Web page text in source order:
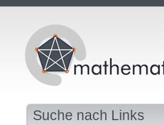
Suche nach Links